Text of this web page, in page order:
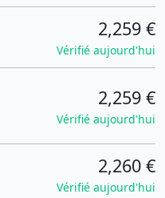
2,259 €
Vérifié aujourd'hui
2,259 €
Vérifié aujourd'hui
2,260 €
Vérifié aujourd'hui